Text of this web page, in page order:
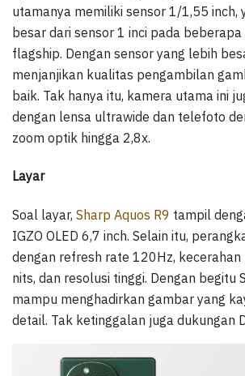
utamanya memiliki sensor 1/1,55 inch,
besar dari sensor 1 inci pada
flagship. Dengan sensor yang lebih
menjanjikan kualitas pengambilan
baik. Tak hanya itu, kamera utama ini
dengan lensa ultrawide dan telefoto
zoom optik hingga 2,8x.
Layar
Soal layar, Sharp Aquos R9 tampil
IGZO OLED 6,7 inch. Selain itu,
dengan refresh rate 120Hz, kecerahan
nits, dan resolusi tinggi. Dengan begitu
mampu menghadirkan gambar yang
detail. Tak ketinggalan juga dukungan